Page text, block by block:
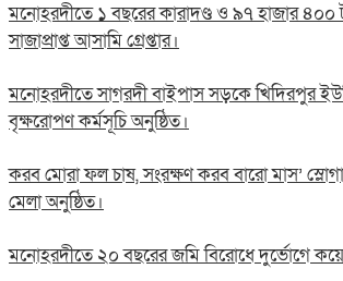
মনোহরদীতে ১ বছরের কারাদণ্ড ও ৯৭ হাজার ৪০০
সাজাপ্রাপ্ত আসামি গ্রেপ্তার।
মনোহরদীতে সাগরদী বাইপাস সড়কে খিদিরপুর
বৃক্ষরোপণ কর্মসূচি অনুষ্ঠিত।
করব মোরা ফল চাষ, সংরক্ষণ করব বারো মাস’
মেলা অনুষ্ঠিত।
মনোহরদীতে ২০ বছরের জমি বিরোধে দুর্ভোগে